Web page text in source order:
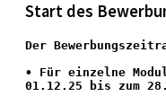
Start des
Der
• Für einzelne
01.12.25 bis zum